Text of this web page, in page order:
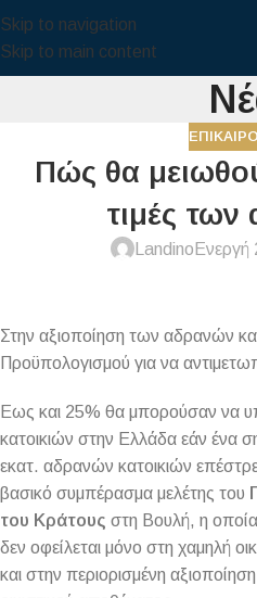
Skip to navigation
Skip to main content
Πώς θα
τιμές των
Landino Ενεργή
Στην αξιοποίηση των αδρανών
Προϋπολογισμού για να
Εως και 25% θα μπορούσαν να
κατοικιών στην Ελλάδα εάν ένα
εκατ. αδρανών κατοικιών
βασικό συμπέρασμα μελέτης του
του Κράτους στη Βουλή, η οποία
δεν οφείλεται μόνο στη χαμηλή
και στην περιορισμένη